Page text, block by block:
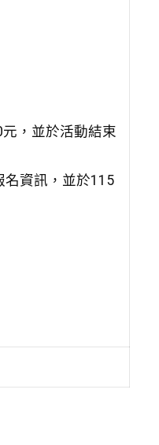
，並於活動結束
名資訊，並於115